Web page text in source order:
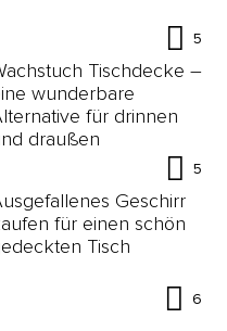
5
Tischdecke –
wunderbare
für drinnen
draußen
5
Geschirr
für einen schön
Tisch
6